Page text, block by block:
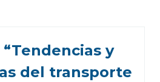
y
del transporte